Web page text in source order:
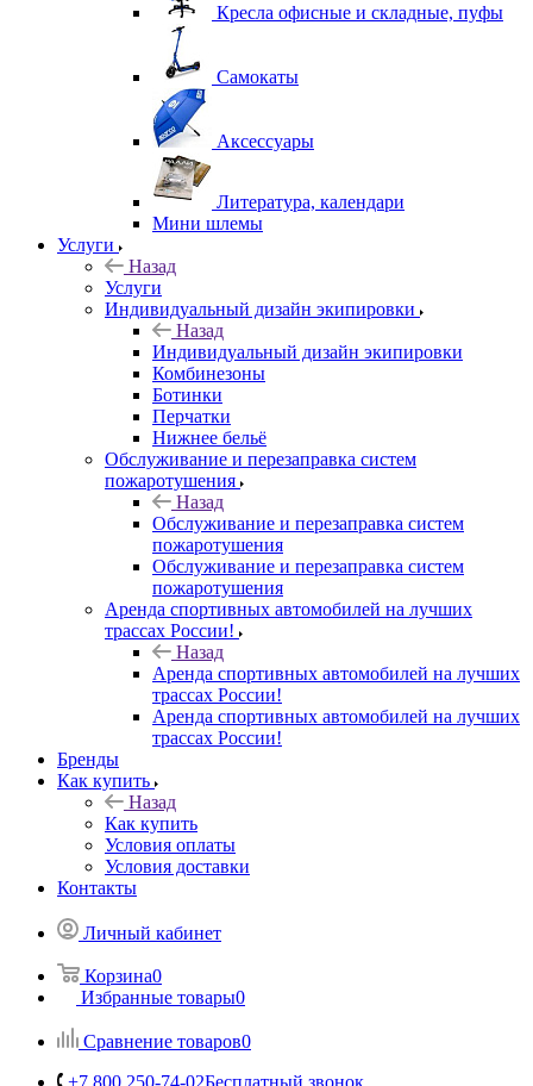
Кресла офисные и складные, пуфы
Самокаты
Аксессуары
Литература, календари
Мини шлемы
Услуги
Назад
Услуги
Индивидуальный дизайн экипировки
Назад
Индивидуальный дизайн экипировки
Комбинезоны
Ботинки
Перчатки
Нижнее бельё
Обслуживание и перезаправка систем
пожаротушения
Назад
Обслуживание и перезаправка систем
пожаротушения
Обслуживание и перезаправка систем
пожаротушения
Аренда спортивных автомобилей на лучших
трассах России!
Назад
Аренда спортивных автомобилей на лучших
трассах России!
Аренда спортивных автомобилей на лучших
трассах России!
Бренды
Как купить
Назад
Как купить
Условия оплаты
Условия доставки
Контакты
Личный кабинет
Корзина0
Избранные товары0
Сравнение товаров0
+7 800 250-74-02Бесплатный звонок